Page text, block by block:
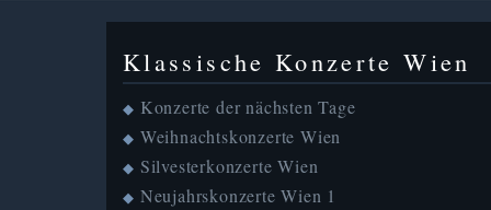
Klassische Konzerte Wien
◆ Konzerte der nächsten Tage
◆ Weihnachtskonzerte Wien
◆ Silvesterkonzerte Wien
◆ Neujahrskonzerte Wien 1